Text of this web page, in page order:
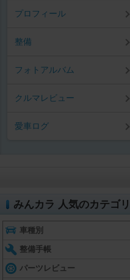
プロフィール
整備
フォトアルバム
クルマレビュー
愛車ログ
みんカラ 人気のカテゴリ
車種別
整備手帳
パーツレビュー